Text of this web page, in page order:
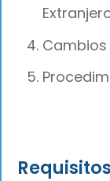
Requisitos